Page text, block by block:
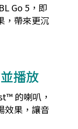
Go 5，即
，帶來更沉
播放
的喇叭，
效果，讓音